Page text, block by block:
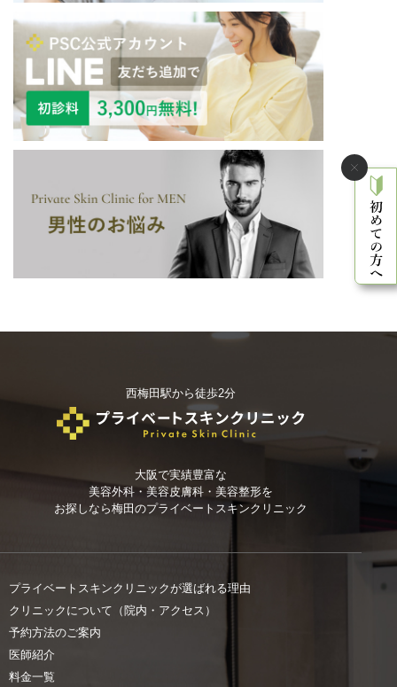
西梅田駅から徒歩2分
大阪で実績豊富な
美容外科・美容皮膚科・美容整形を
お探しなら梅田のプライベートスキンクリニック
プライベートスキンクリニックが選ばれる理由
クリニックについて（院内・アクセス）
予約方法のご案内
医師紹介
料金一覧